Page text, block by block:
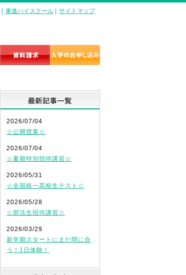
東進ハイスクール サイトマップ
2026/07/04
☆公開授業☆
2026/07/04
☆夏期特別招待講習☆
2026/05/31
☆全国統一高校生テスト☆
2026/05/28
☆部活生招待講習☆
2026/03/29
新学期スタートにまだ間に合
う！1日体験！